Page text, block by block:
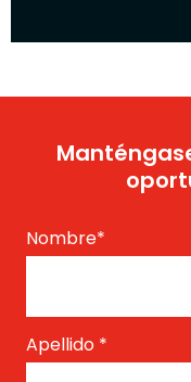
Nombre*
Apellido *